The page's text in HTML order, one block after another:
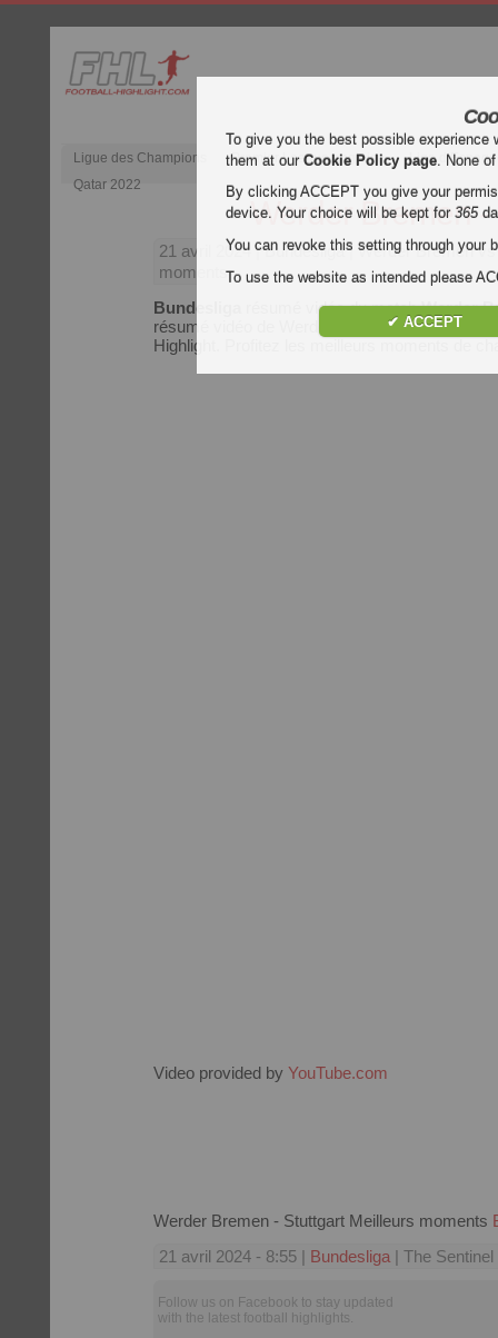
Ligue des Champions Premier League anglaise
Liga
Qatar 2022
Werder Bremen -
21 avril 2024 | Bundesliga | Werder Bremen
moments
Bundesliga
résumé vidéo du matchWerder
résumé vidéo de Werder Bremen - Stuttgart
Highlight. Profitez les meilleurs moments de
Video provided by YouTube.com
Werder Bremen - Stuttgart Meilleurs moments
21 avril 2024 - 8:55 | Bundesliga | The Sentinel
Follow us on Facebook to stay updated
with the latest football highlights.
To give you the best possible
them at ourCookie Policy page. None
By clicking ACCEPT you give your
device. Your choice will be kept for365
You can revoke this setting through your
To use the website as intended please
✔ ACCEPT